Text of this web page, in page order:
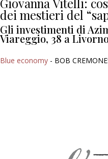
dei mestieri del
Gli investimenti di
Viareggio, 38 a
Blue economy - BOB